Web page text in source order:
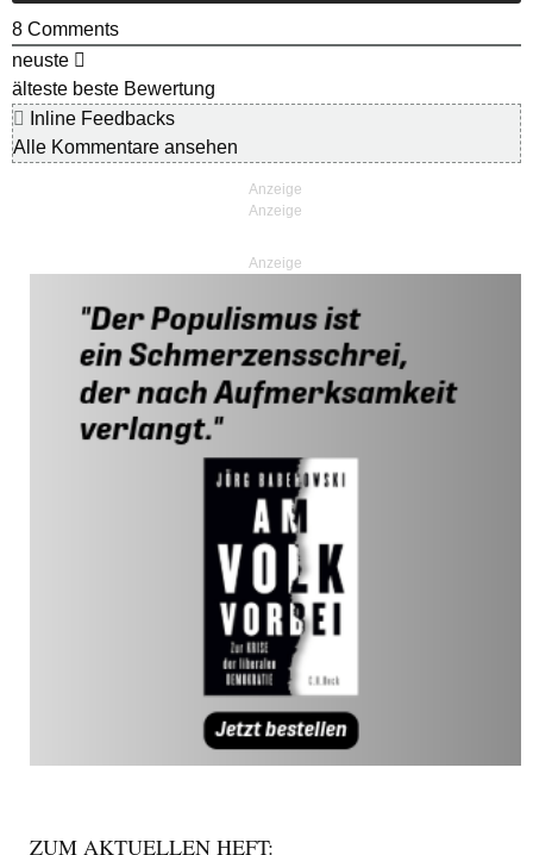
8 Comments
neuste
älteste beste Bewertung
Inline Feedbacks
Alle Kommentare ansehen
Anzeige
ZUM AKTUELLEN HEFT: